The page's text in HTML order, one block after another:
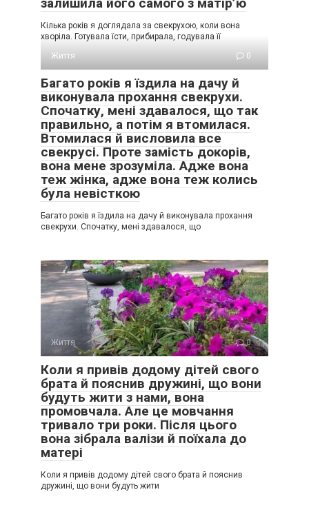
Кілька років я доглядала за свекрухою, коли вона
хворіла. Готувала їсти, прибирала, годувала її
Життя
0
Багато років я їздила на дачу й
виконувала прохання свекрухи.
Спочатку, мені здавалося, що так
правильно, а потім я втомилася.
Втомилася й висловила все
свекрусі. Проте замість докорів,
вона мене зрозуміла. Адже вона
теж жінка, адже вона теж колись
була невісткою
Багато років я їздила на дачу й виконувала прохання
свекрухи. Спочатку, мені здавалося, що
Життя 0
Коли я привів додому дітей свого
брата й пояснив дружині, що вони
будуть жити з нами, вона
промовчала. Але це мовчання
тривало три роки. Після цього
вона зібрала валізи й поїхала до
матері
Коли я привів додому дітей свого брата й пояснив
дружині, що вони будуть жити